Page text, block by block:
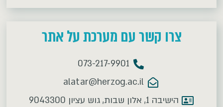
צרו קשר עם מערכת על אתר
073-217-9901
alatar@herzog.ac.il
הישיבה 1, אלון שבות, גוש עציון 9043300